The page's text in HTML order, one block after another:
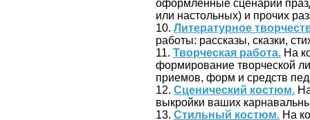
оформленные сценарии
или настольных) и прочих
10. Литературное
работы: рассказы, сказки,
11. Творческая работа. На
формирование творческой
приемов, форм и средств
12. Сценический костюм.
выкройки ваших
13. Стильный костюм. На